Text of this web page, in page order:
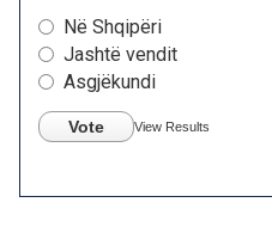
Në Shqipëri
Jashtë vendit
Asgjëkundi
Vote View Results